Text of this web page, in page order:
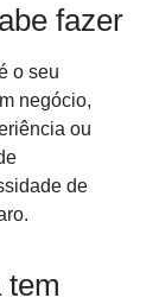
fazer
o seu
negócio,
ou
de
tem